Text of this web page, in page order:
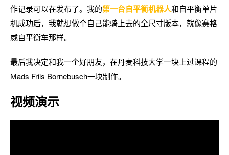
作记录可以在发布了。我的第一台自平衡机器人和自平衡单片
机成功后，我就想做个自己能骑上去的全尺寸版本，就像赛格
威自平衡车那样。
最后我决定和我一个好朋友，在丹麦科技大学一块上过课程的
Mads Friis Bornebusch一块制作。
视频演示